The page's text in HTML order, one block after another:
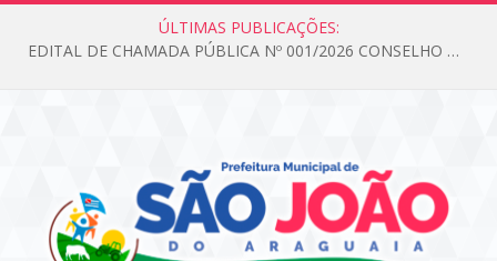
ÚLTIMAS PUBLICAÇÕES:
EDITAL DE CHAMADA PÚBLICA Nº 001/2026 CONSELHO DOS DIREITOS DA CRIANÇA E DO ADOLESCENTE